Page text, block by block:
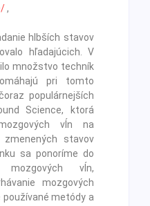
,
hlbších stavov
hľadajúcich. V
množstvo techník
pri tomto
populárnejších
Science, ktorá
vĺn na
zmenených stavov
sa ponoríme do
mozgových vĺn,
mozgových
metódy a